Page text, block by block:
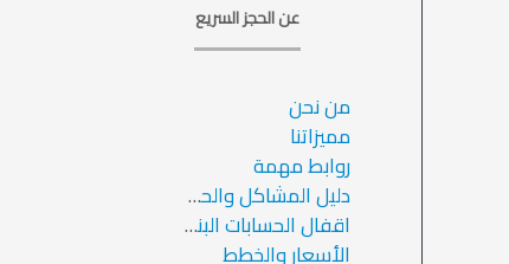
عن الحجز السريع
من نحن
مميزاتنا
روابط مهمة
دليل المشاكل والحلول والاسئلة الشائعة
اقفال الحسابات البنكية الشخصية بسبب التحويلات
الأسعار والخطط